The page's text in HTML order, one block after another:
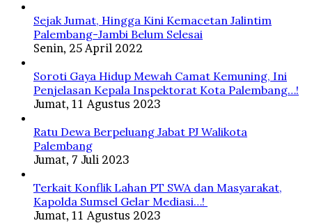
Sejak Jumat, Hingga Kini Kemacetan Jalintim
Palembang-Jambi Belum Selesai
Senin, 25 April 2022
Soroti Gaya Hidup Mewah Camat Kemuning, Ini
Penjelasan Kepala Inspektorat Kota Palembang…!
Jumat, 11 Agustus 2023
Ratu Dewa Berpeluang Jabat PJ Walikota
Palembang
Jumat, 7 Juli 2023
Terkait Konflik Lahan PT SWA dan Masyarakat,
Kapolda Sumsel Gelar Mediasi…!
Jumat, 11 Agustus 2023